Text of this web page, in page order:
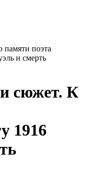
поэта
и смерть
сюжет. К
1916